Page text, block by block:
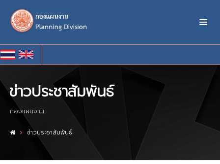
ข่าวประชาสัมพันธ์
กองแผนงาน
ข่าวประชาสัมพันธ์